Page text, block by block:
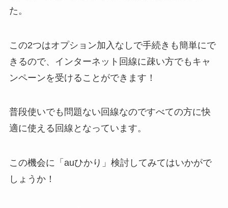
た。
この2つはオプション加入なしで手続きも簡単にで
きるので、インターネット回線に疎い方でもキャ
ンペーンを受けることができます！
普段使いでも問題ない回線なのですべての方に快
適に使える回線となっています。
この機会に「auひかり」検討してみてはいかがで
しょうか！